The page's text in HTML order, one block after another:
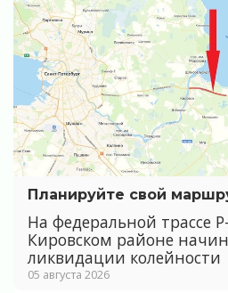
Планируйте свой
На федеральной трассе
Кировском районе
ликвидации колейности
05 августа 2026